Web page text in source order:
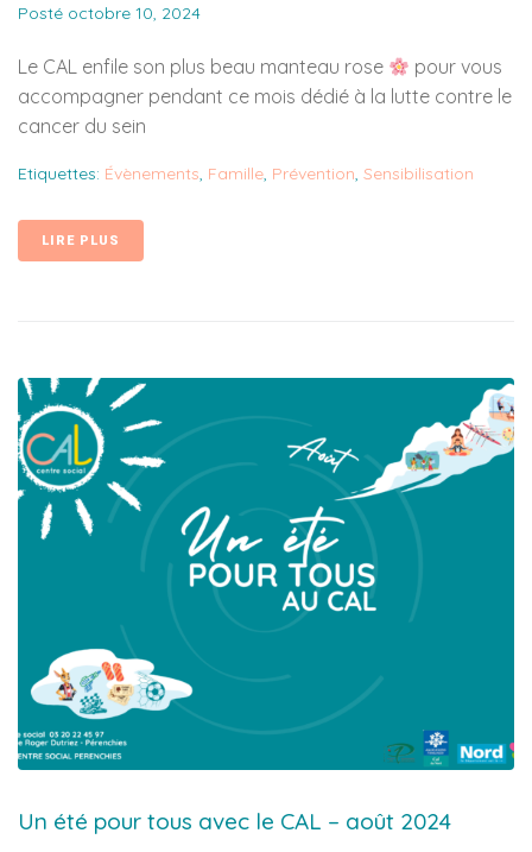
Posté octobre 10, 2024
Le CAL enfile son plus beau manteau rose
pour vous
accompagner pendant ce mois dédié à la lutte contre le
cancer du sein
Etiquettes: Évènements, Famille, Prévention, Sensibilisation
LIRE PLUS
Un été pour tous avec le CAL – août 2024